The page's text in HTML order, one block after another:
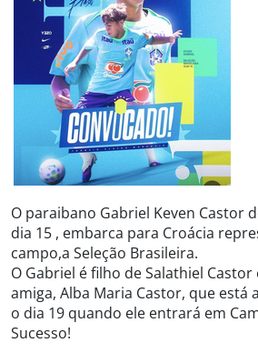
O paraibano Gabriel Keven Castor
dia 15 , embarca para Croácia
campo,a Seleção Brasileira.
O Gabriel é filho de Salathiel
amiga, Alba Maria Castor, que está
o dia 19 quando ele entrará em
Sucesso!